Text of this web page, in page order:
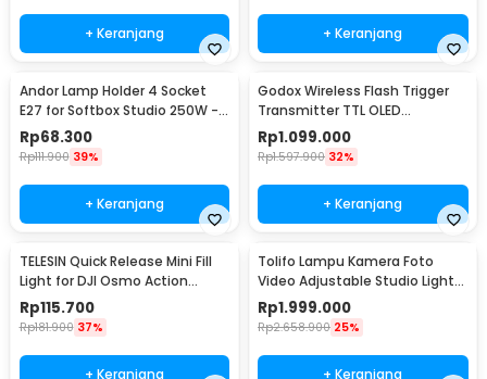
+ Keranjang + Keranjang
Andor Lamp Holder 4 Socket
E27 for Softbox Studio 250W -
SLH3
Rp68.300
Rp111.900 39%
+ Keranjang
Godox Wireless Flash Trigger
Transmitter TTL OLED
Touchscreen 2.4 GHz Sony
Camera - X3
Rp1.099.000
Rp1.597.900 32%
+ Keranjang
TELESIN Quick Release Mini Fill
Light for DJI Osmo Action
3/4/5 Pro - TSBGD08-01
Rp115.700
Rp181.900 37%
+ Keranjang
Tolifo Lampu Kamera Foto
Video Adjustable Studio Light
LED 100W - GK-S100B PRO
Rp1.999.000
Rp2.658.900 25%
+ Keranjang